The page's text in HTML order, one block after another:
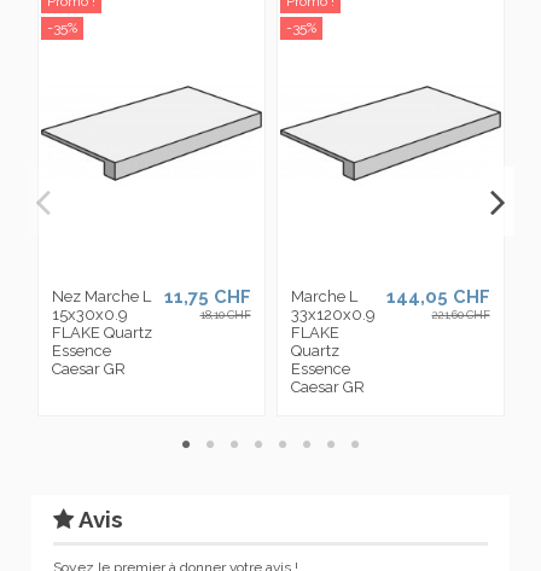
-35%
Nez Marche L
15x30x0.9
FLAKE Quartz
Essence
Caesar GR
11,75 CHF
18,10 CHF
-35%
Marche L
33x120x0.9
FLAKE
Quartz
Essence
Caesar GR
144,05 CHF
221,60 CHF
Avis
Soyez le premier à donner votre avis !